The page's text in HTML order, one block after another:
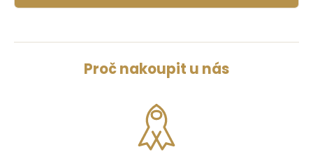
Proč nakoupit u nás